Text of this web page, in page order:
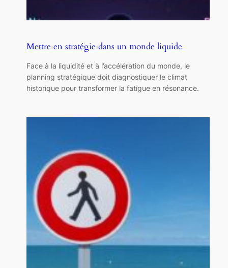
Mettre en stratégie dans un monde liquide
Face à la liquidité et à l’accélération du monde, le
planning stratégique doit diagnostiquer le climat
historique pour transformer la fatigue en résonance.